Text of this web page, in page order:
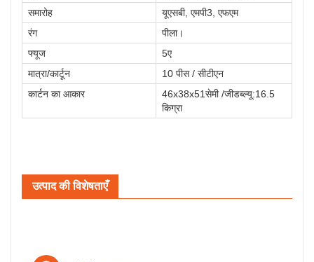
समारोह
यूएसबी, एमपी3, एफएम
रंग
पीला।
फ्यूज
5ए
मात्रा/कार्टून
10 पीस / सीटीएन
कार्टन का आकार
46x38x51सेमी /जीडब्ल्यू:16.5
किग्रा
उत्पाद की विशेषताएँ